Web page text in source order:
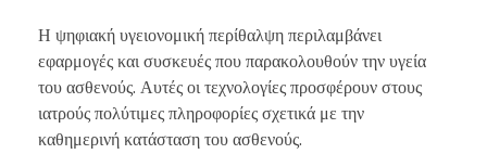
Η ψηφιακή υγειονομική περίθαλψη περιλαμβάνει
εφαρμογές και συσκευές που παρακολουθούν την υγεία
του ασθενούς. Αυτές οι τεχνολογίες προσφέρουν στους
ιατρούς πολύτιμες πληροφορίες σχετικά με την
καθημερινή κατάσταση του ασθενούς.